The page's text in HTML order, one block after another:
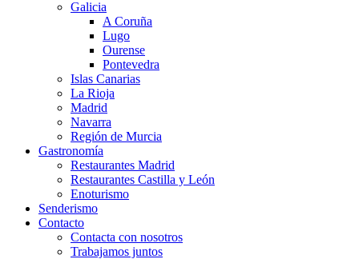
Galicia
A Coruña
Lugo
Ourense
Pontevedra
Islas Canarias
La Rioja
Madrid
Navarra
Región de Murcia
Gastronomía
Restaurantes Madrid
Restaurantes Castilla y León
Enoturismo
Senderismo
Contacto
Contacta con nosotros
Trabajamos juntos